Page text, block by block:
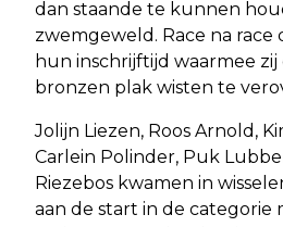
dan staande te kunnen
zwemgeweld. Race na
hun inschrijftijd waarmee
bronzen plak wisten te
Jolijn Liezen, Roos Arnold,
Carlein Polinder, Puk
Riezebos kwamen in
aan de start in de categorie